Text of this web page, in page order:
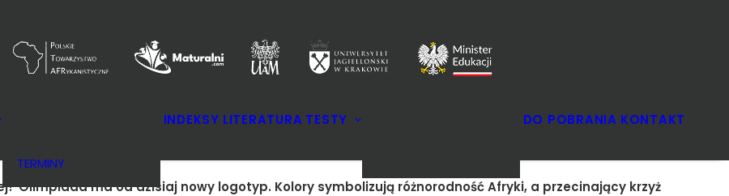
TERMINY
INDEKSY LITERATURA TESTY DO POBRANIA KONTAKT
Olimpiada ma od dzisiaj nowy logotyp. Kolory symbolizują różnorodność Afryki, a przecinający krzyż